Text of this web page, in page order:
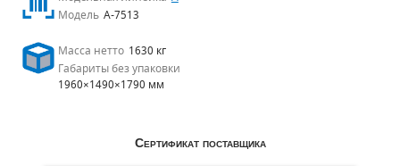
Модель A-7513
Масса нетто 1630 кг
Габариты без упаковки
1960×1490×1790 мм
Сертификат поставщика